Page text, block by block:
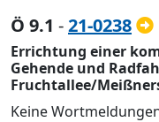
Ö 9.1 -21-0238
Errichtung einer
Gehende und
Fruchtallee/
Keine